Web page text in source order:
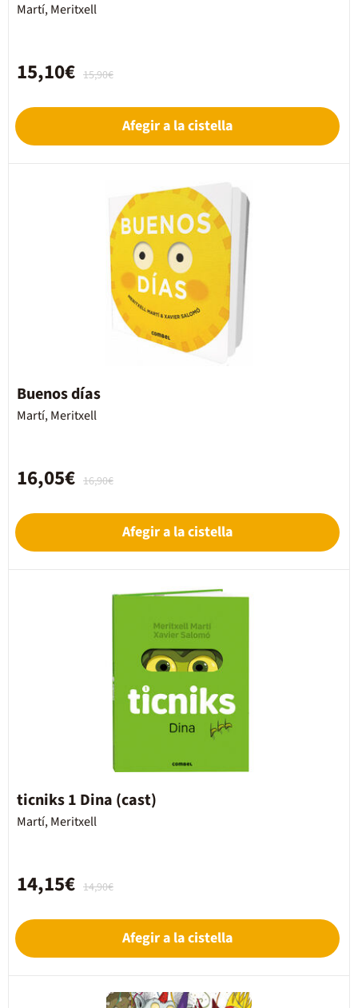
Martí, Meritxell
15,90€
15,10€
Afegir a la cistella
Buenos días
Martí, Meritxell
16,90€
16,05€
Afegir a la cistella
ticniks 1 Dina (cast)
Martí, Meritxell
14,90€
14,15€
Afegir a la cistella